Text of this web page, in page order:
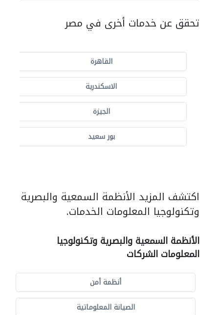
تحقق عن خدمات أخرى في مصر
القاهرة
الاسكندرية
الجيزة
بور سعيد
اكتشف المزيد الأنظمة السمعية والبصرية
وتكنولوجيا المعلومات الخدمات.
الأنظمة السمعية والبصرية وتكنولوجيا
المعلومات الشركات
أنظمة أمن
الصيانة المعلوماتية